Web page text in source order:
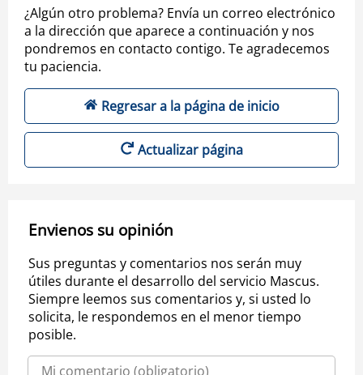
¿Algún otro problema? Envía un correo electrónico
a la dirección que aparece a continuación y nos
pondremos en contacto contigo. Te agradecemos
tu paciencia.
Regresar a la página de inicio
Actualizar página
Envienos su opinión
Sus preguntas y comentarios nos serán muy
útiles durante el desarrollo del servicio Mascus.
Siempre leemos sus comentarios y, si usted lo
solicita, le respondemos en el menor tiempo
posible.